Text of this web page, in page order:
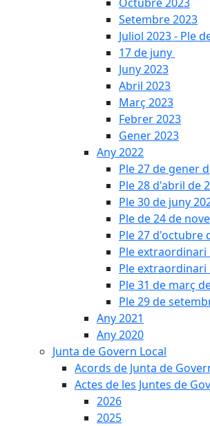
Setembre 2023
Juliol 2023 - Ple
17 de juny
Juny 2023
Abril 2023
Març 2023
Febrer 2023
Gener 2023
Any 2022
Ple 27 de gener
Ple 28 d'abril de
Ple 30 de juny
Ple de 24 de
Ple 27 d'octubre
Ple extraordinari
Ple extraordinari
Ple 31 de març
Ple 29 de
Any 2021
Any 2020
Junta de Govern Local
Acords de Junta de
Actes de les Juntes de
2026
2025